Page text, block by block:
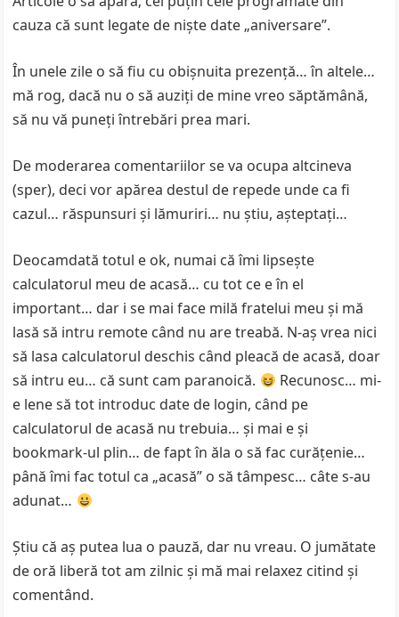
cauza că sunt legate de niște date „aniversare”.
În unele zile o să fiu cu obișnuita prezență… în altele…
mă rog, dacă nu o să auziți de mine vreo săptămână,
să nu vă puneți întrebări prea mari.
De moderarea comentariilor se va ocupa altcineva
(sper), deci vor apărea destul de repede unde ca fi
cazul… răspunsuri și lămuriri… nu știu, așteptați…
Deocamdată totul e ok, numai că îmi lipsește
calculatorul meu de acasă… cu tot ce e în el
important… dar i se mai face milă fratelui meu și mă
lasă să intru remote când nu are treabă. N-aș vrea nici
să lasa calculatorul deschis când pleacă de acasă, doar
să intru eu… că sunt cam paranoică.
Recunosc… mi-
e lene să tot introduc date de login, când pe
calculatorul de acasă nu trebuia… și mai e și
bookmark-ul plin… de fapt în ăla o să fac curățenie…
până îmi fac totul ca „acasă” o să tâmpesc… câte s-au
adunat…
Știu că aș putea lua o pauză, dar nu vreau. O jumătate
de oră liberă tot am zilnic și mă mai relaxez citind și
comentând.